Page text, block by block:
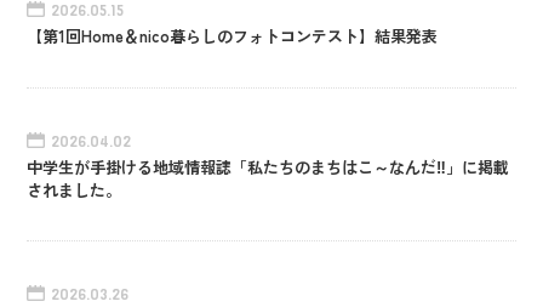
2026.05.15
【第1回Home＆nico暮らしのフォトコンテスト】結果発表
2026.04.02
中学生が手掛ける地域情報誌「私たちのまちはこ～なんだ‼」に掲載
されました。
2026.03.26